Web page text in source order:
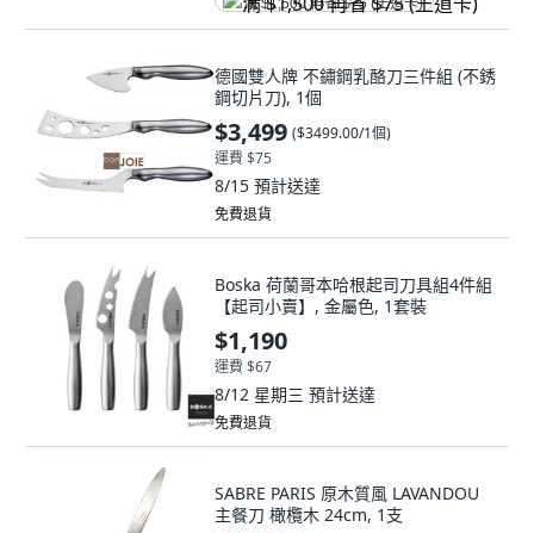
满 $1,500 再省 $75 (王道卡)
德國雙人牌 不鏽鋼乳酪刀三件組 (不銹
鋼切片刀), 1個
$3,499 ($3499.00/1個)
運費 $75
8/15 預計送達
免費退貨
Boska 荷蘭哥本哈根起司刀具組4件組
【起司小賣】, 金屬色, 1套裝
$1,190
運費 $67
8/12 星期三 預計送達
免費退貨
SABRE PARIS 原木質風 LAVANDOU
主餐刀 橄欖木 24cm, 1支